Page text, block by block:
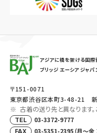
アジアに橋を架ける国
ブリッジ エーシア ジャパ
〒151-0071
東京都渋谷区本町3-48-21 新
古着の送り先と異なります。
TEL 03-3372-9777
FAX 03-5351-2395（月～金